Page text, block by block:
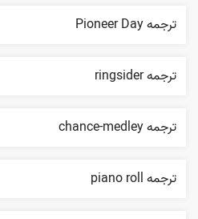
ترجمه Pioneer Day
ترجمه ringsider
ترجمه chance-medley
ترجمه piano roll